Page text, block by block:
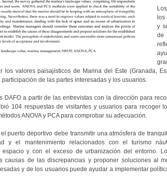
y
de
los valores paisajísticos de Marina del Este (Granada,
de las partes interesadas y los usuarios.
DAFO a partir de las entrevistas con la dirección para
104 respuestas de visitantes y usuarios para recoger
ANOVA y PCA para comprobar su adecuación.
puerto deportivo debe transmitir una atmósfera de
y el mantenimiento relacionados con el turismo
y con el exceso de urbanización del entorno.
causas de las discrepancias y proponer soluciones al
y de los usuarios puede ayudar a implementar